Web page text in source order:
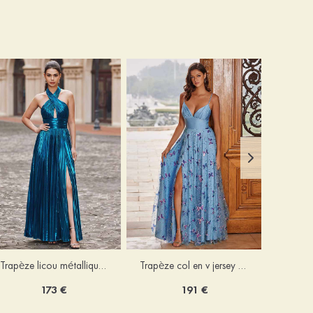
Trapèze licou métallique ras du sol robe de bal
173 €
Trapèze col en v jersey ras du sol robe de bal avec papillon
191 €